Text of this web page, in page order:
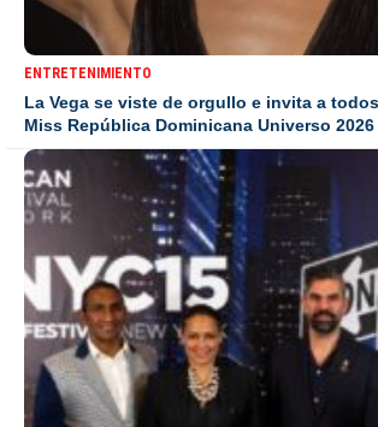
ENTRETENIMIENTO
La Vega se viste de orgullo e invita a
Miss República Dominicana Universo 2026